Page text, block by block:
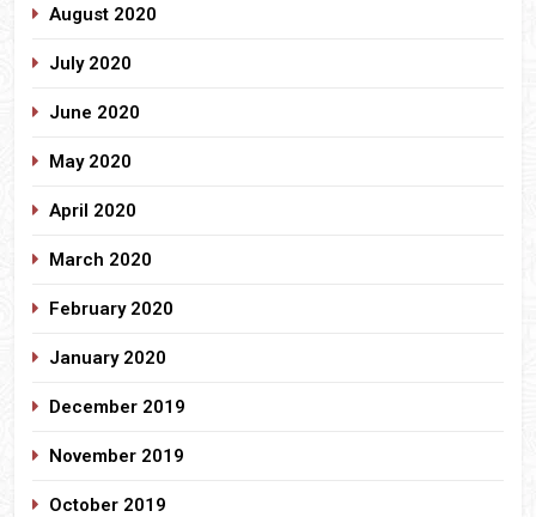
August 2020
July 2020
June 2020
May 2020
April 2020
March 2020
February 2020
January 2020
December 2019
November 2019
October 2019